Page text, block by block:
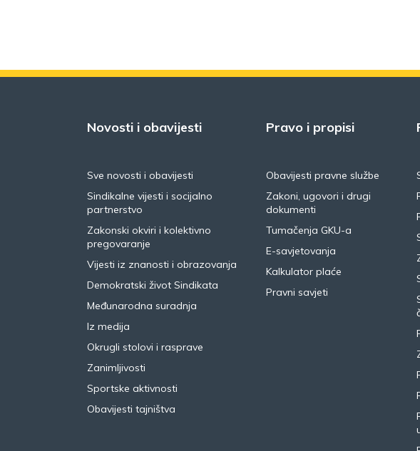
Novosti i obavijesti
Sve novosti i obavijesti
Sindikalne vijesti i socijalno
partnerstvo
Zakonski okviri i kolektivno
pregovaranje
Vijesti iz znanosti i obrazovanja
Demokratski život Sindikata
Međunarodna suradnja
Iz medija
Okrugli stolovi i rasprave
Zanimljivosti
Sportske aktivnosti
Obavijesti tajništva
Pravo i propisi
Obavijesti pravne službe
Zakoni, ugovori i drugi
dokumenti
Tumačenja GKU-a
E-savjetovanja
Kalkulator plaće
Pravni savjeti